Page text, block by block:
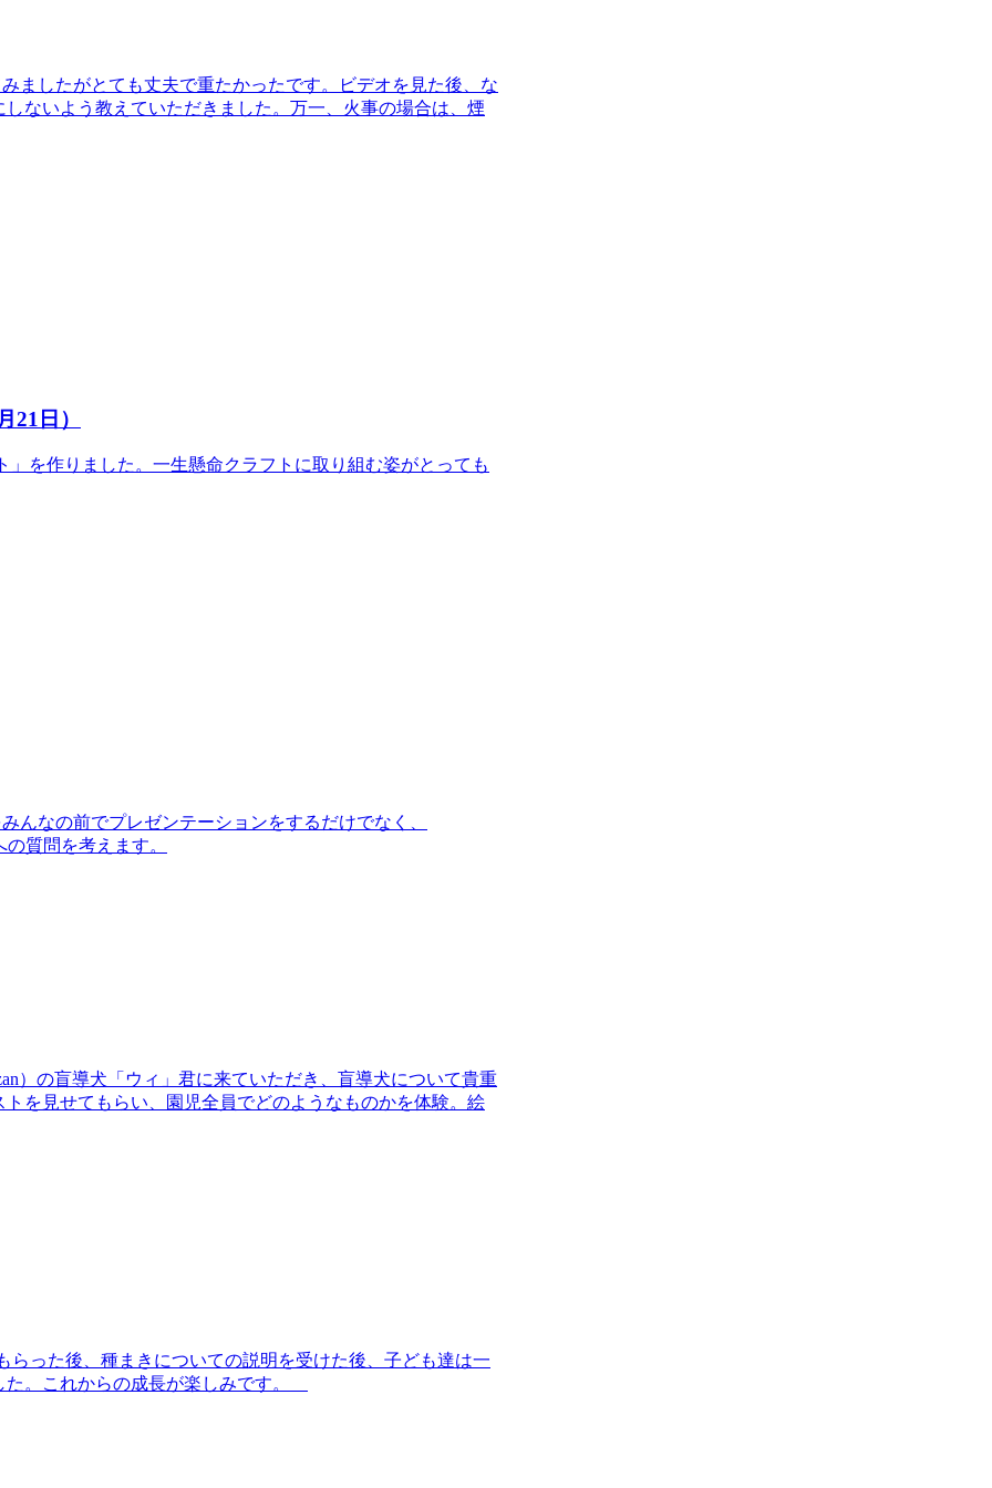
ましたがとても丈夫で重たかったです。ビデオを見た後、な
ないよう教えていただきました。万一、火事の場合は、煙
21日）
を作りました。一生懸命クラフトに取り組む姿がとっても
んなの前でプレゼンテーションをするだけでなく、
質問を考えます。
）の盲導犬「ウィ」君に来ていただき、盲導犬について貴重
を見せてもらい、園児全員でどのようなものかを体験。絵
った後、種まきについての説明を受けた後、子ども達は一
た。これからの成長が楽しみです。